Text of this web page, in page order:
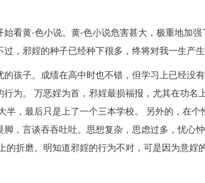
看黄-色小说。黄-色小说危害甚大，极重地加强
，邪婬的种子已经种下很多，终将对我一生产生
孩子。成绩在高中时也不错，但学习上已经没
为。 万恶婬为首，邪婬最损福报，尤其在功名
，最后只是上了一个三本学校。 另外的，在个
，言谈吞吞吐吐。思想复杂，思虑过多，忧心
折磨。明知道邪婬的行为不对，可是因为意婬